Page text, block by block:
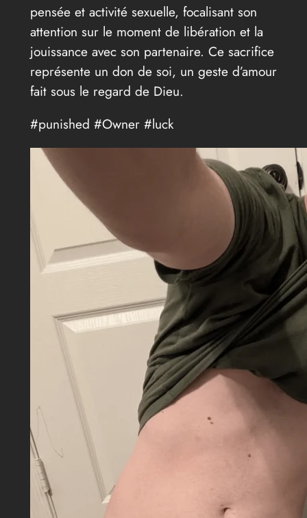
pensée et activité sexuelle, focalisant son
attention sur le moment de libération et la
jouissance avec son partenaire. Ce sacrifice
représente un don de soi, un geste d’amour
fait sous le regard de Dieu.
#punished #Owner #luck